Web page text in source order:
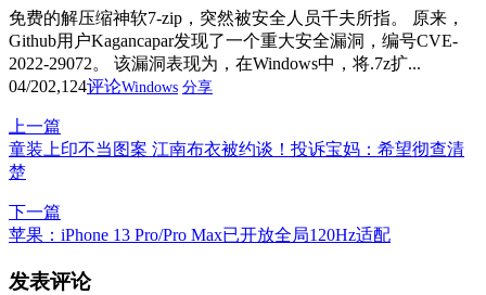
免费的解压缩神软7-zip，突然被安全人员千夫所指。 原来，
Github用户Kagancapar发现了一个重大安全漏洞，编号CVE-
2022-29072。 该漏洞表现为，在Windows中，将.7z扩...
04/202,124评论Windows 分享
上一篇
童装上印不当图案 江南布衣被约谈！投诉宝妈：希望彻查清
楚
下一篇
苹果：iPhone 13 Pro/Pro Max已开放全局120Hz适配
发表评论